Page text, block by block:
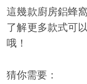
這幾款廚房鋁蜂
了解更多款式可
哦！
猜你需要：